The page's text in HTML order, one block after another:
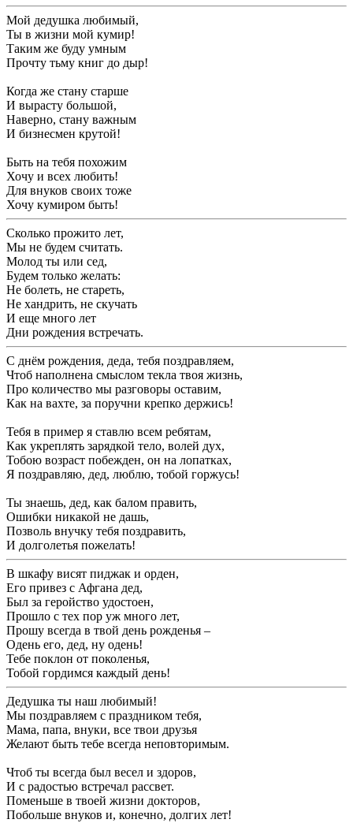
Мой дедушка любимый,
Ты в жизни мой кумир!
Таким же буду умным
Прочту тьму книг до дыр!
Когда же стану старше
И вырасту большой,
Наверно, стану важным
И бизнесмен крутой!
Быть на тебя похожим
Хочу и всех любить!
Для внуков своих тоже
Хочу кумиром быть!
Сколько прожито лет,
Мы не будем считать.
Молод ты или сед,
Будем только желать:
Не болеть, не стареть,
Не хандрить, не скучать
И еще много лет
Дни рождения встречать.
С днём рождения, деда, тебя поздравляем,
Чтоб наполнена смыслом текла твоя жизнь,
Про количество мы разговоры оставим,
Как на вахте, за поручни крепко держись!
Тебя в пример я ставлю всем ребятам,
Как укреплять зарядкой тело, волей дух,
Тобою возраст побежден, он на лопатках,
Я поздравляю, дед, люблю, тобой горжусь!
Ты знаешь, дед, как балом править,
Ошибки никакой не дашь,
Позволь внучку тебя поздравить,
И долголетья пожелать!
В шкафу висят пиджак и орден,
Его привез с Афгана дед,
Был за геройство удостоен,
Прошло с тех пор уж много лет,
Прошу всегда в твой день рожденья –
Одень его, дед, ну одень!
Тебе поклон от поколенья,
Тобой гордимся каждый день!
Дедушка ты наш любимый!
Мы поздравляем с праздником тебя,
Мама, папа, внуки, все твои друзья
Желают быть тебе всегда неповторимым.
Чтоб ты всегда был весел и здоров,
И с радостью встречал рассвет.
Поменьше в твоей жизни докторов,
Побольше внуков и, конечно, долгих лет!